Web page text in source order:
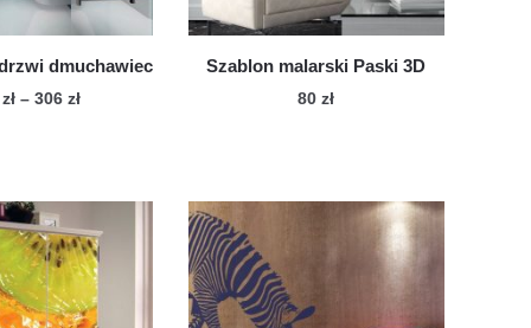
produktu
stronie
produktu
dmuchawiec
zł – 306złZakres
do
306 zł
ma
wiele
wariantów.
Opcje
można
Szablon malarski Paski 3D
80zł